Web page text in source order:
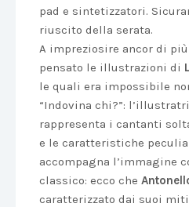
pad e sintetizzatori.
riuscito della serata.
A impreziosire ancor di
pensato le illustrazioni di
le quali era impossibile
“Indovina chi?”:
rappresenta i cantanti
e le caratteristiche
accompagna l’immagine
classico: ecco che
caratterizzato dai suoi